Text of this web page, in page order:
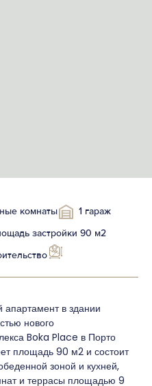
комнаты
1 гараж
застройки 90 м2
в здании
нового
Boka Place в Порто
площадь 90 м2 и состоит
зоной и кухней,
и террасы площадью 9